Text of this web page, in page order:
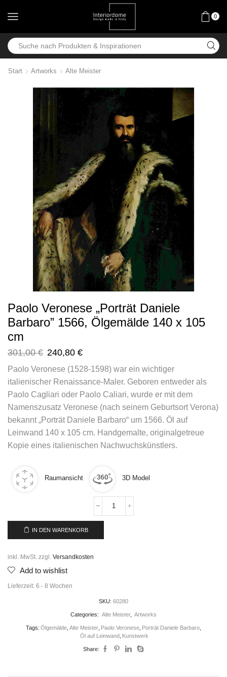
0
Start Artworks Alte Meister
Paolo Veronese „Porträt Daniele
Barbaro” 1566, Ölgemälde 140 x 105
cm
301,00€ 240,80 €
Paolo Veronese (1528-1598) war ein wichtiger
italienischer Renaissance-Maler. Geboren entweder als
Paolo Cagliari oder Paolo Caliari, wurde er mit dem
Namenszusatz Veronese (nach seinem Geburtsort Verona)
bekannt „Porträt Daniele Barbaro“ um 1566. Öl auf
Leinwand 140 x 105 cm. Handgemalte, originalgetreue
Kopie eines italienischen Nachwuchskünstlers.
Raumansicht 3D Model
IN DEN WARENKORB
inkl. MwSt. zzgl. Versandkosten
Add to wishlist
Lieferzeit: 6 - 8 Wochen
SKU: 60280
Categories: Alte Meister, Artworks
Tags: Ölgemälde Alte Meister Paolo Veronese Porträt Daniele Barbaro
Öl auf Leinwand, Kunstwerk
Share: